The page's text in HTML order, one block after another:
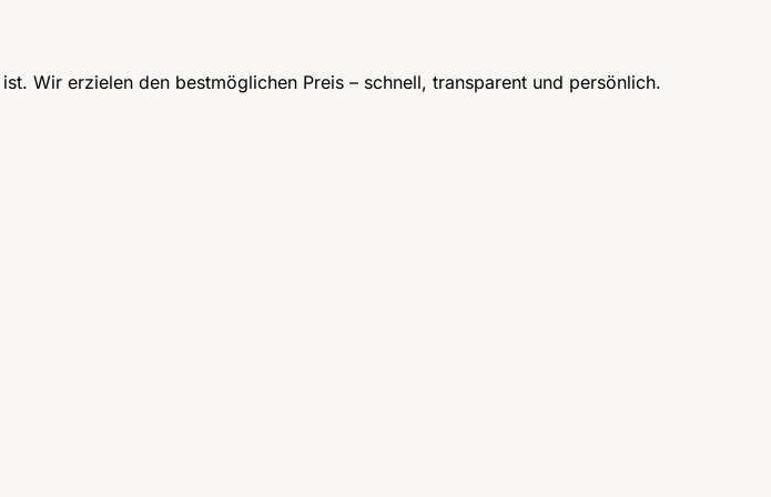
Wir erzielen den bestmöglichen Preis – schnell, transparent und persönlich.